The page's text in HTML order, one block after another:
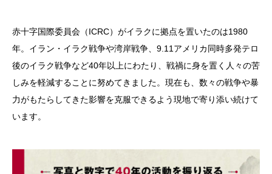
赤十字国際委員会（ICRC）がイラクに拠点を置いたのは1980
年。イラン・イラク戦争や湾岸戦争、9.11アメリカ同時多発テロ
後のイラク戦争など40年以上にわたり、戦禍に身を置く人々の苦
しみを軽減することに努めてきました。現在も、数々の戦争や暴
力がもたらしてきた影響を克服できるよう現地で寄り添い続けて
います。